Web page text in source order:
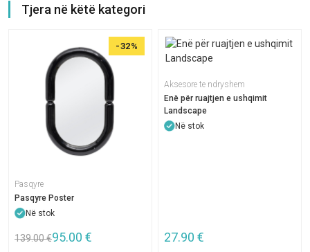
Tjera në këtë kategori
-32%
Pasqyre
Pasqyre Poster
Në stok
139.00€95.00 €
Aksesore te ndryshem
Enë për ruajtjen e ushqimit
Landscape
Në stok
27.90 €